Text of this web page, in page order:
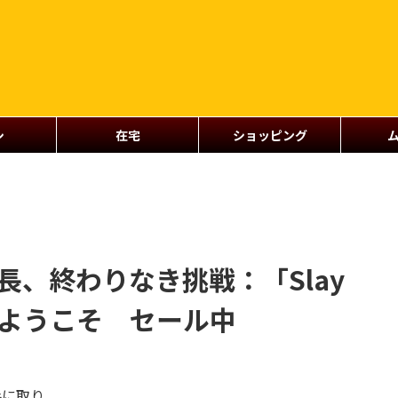
在宅 ショッピング
、終わりなき挑戦：「Slay
うこそ セール中